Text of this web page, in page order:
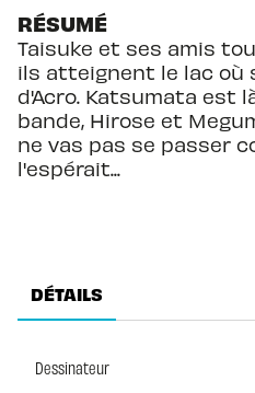
RÉSUMÉ
Taisuke et ses amis
ils atteignent le lac où
d'Acro. Katsumata est
bande, Hirose et
ne vas pas se passer
l'espérait...
DÉTAILS
Dessinateur